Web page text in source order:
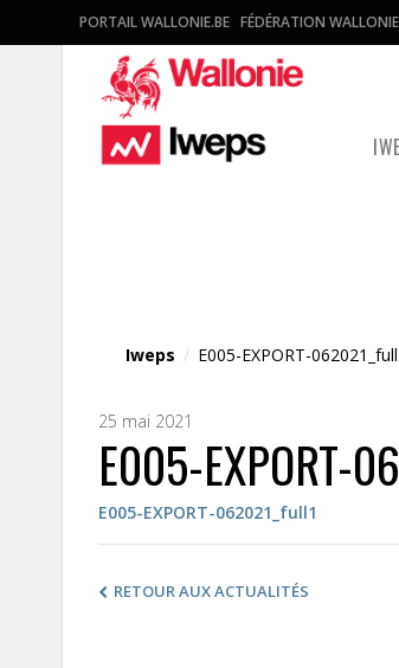
PORTAIL WALLONIE.BE FÉDÉRATION
Iweps / E005-EXPORT-
25 mai 2021
E005-EXPORT-
E005-EXPORT-062021_full1
RETOUR AUX ACTUALITÉS